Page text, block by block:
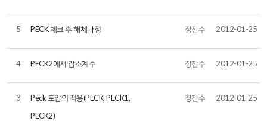
5 PECK 체크 후 해체과정 장찬수 2012-01-25
4 PECK2에서 감소계수 장찬수 2012-01-25
3
Peck 토압의 적용(PECK, PECK1,
PECK2)
장찬수 2012-01-25